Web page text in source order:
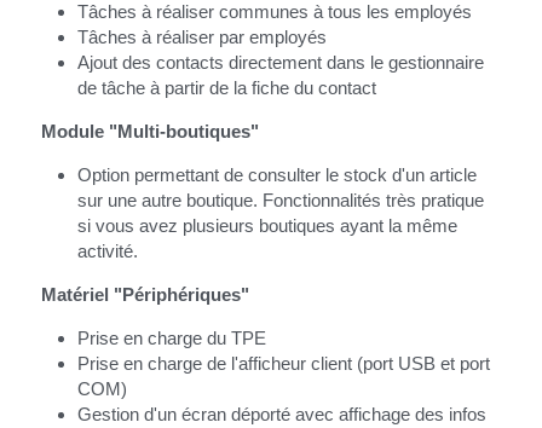
Tâches à réaliser communes à tous les employés
Tâches à réaliser par employés
Ajout des contacts directement dans le gestionnaire
de tâche à partir de la fiche du contact
Module "Multi-boutiques"
Option permettant de consulter le stock d'un article
sur une autre boutique. Fonctionnalités très pratique
si vous avez plusieurs boutiques ayant la même
activité.
Matériel "Périphériques"
Prise en charge du TPE
Prise en charge de l'afficheur client (port USB et port
COM)
Gestion d'un écran déporté avec affichage des infos